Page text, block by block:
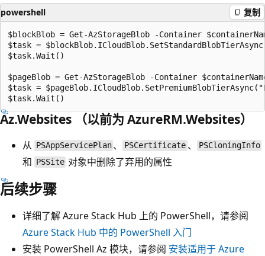
powershell 复制
$blockBlob = Get-AzStorageBlob -Container
$task =
$task.Wait()
$pageBlob = Get-AzStorageBlob -Container
$task =
Az.Websites （以前为 AzureRM.Websites）
从 PSAppServicePlan 、 PSCertificate 、 PSCloningInfo
和 PSSite 对象中删除了弃用的属性
后续步骤
详细了解 Azure Stack Hub 上的 PowerShell，请参阅
Azure Stack Hub 中的 PowerShell 入门
安装 PowerShell Az 模块，请参阅 安装适用于 Azure